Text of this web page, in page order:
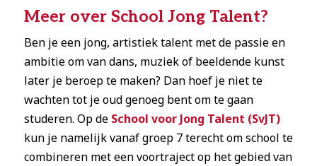
Meer over School Jong Talent?
Ben je een jong, artistiek talent met de passie en
ambitie om van dans, muziek of beeldende kunst
later je beroep te maken? Dan hoef je niet te
wachten tot je oud genoeg bent om te gaan
studeren. Op de School voor Jong Talent (SvJT)
kun je namelijk vanaf groep 7 terecht om school te
combineren met een voortraject op het gebied van